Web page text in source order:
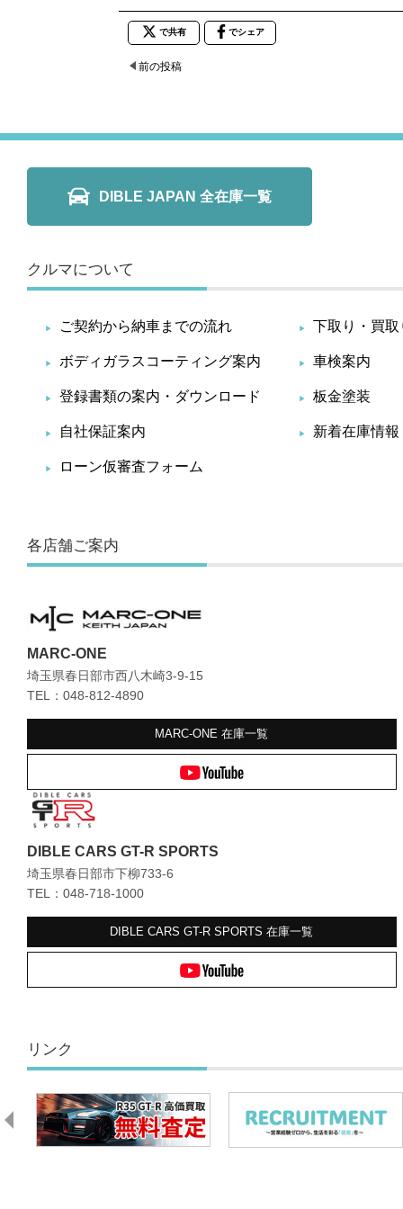
で共有 でシェア
前の投稿
DIBLE JAPAN 全在庫一覧
クルマについて
ご契約から納車までの流れ 下取り・買
ボディガラスコーティング案内 車検案内
登録書類の案内・ダウンロード 板金塗装
自社保証案内 新着在庫情報
ローン仮審査フォーム
各店舗ご案内
MARC-ONE
埼玉県春日部市西八木崎3-9-15
TEL：048-812-4890
MARC-ONE在庫一覧
DIBLE CARS GT-R SPORTS
埼玉県春日部市下柳733-6
TEL：048-718-1000
DIBLE CARS GT-R SPORTS在庫一覧
リンク